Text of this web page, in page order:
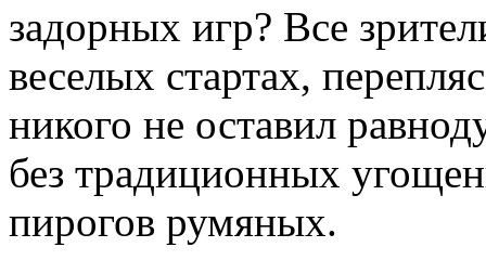
задорных игр? Все
веселых стартах,
никого не оставил
без традиционных
пирогов румяных.